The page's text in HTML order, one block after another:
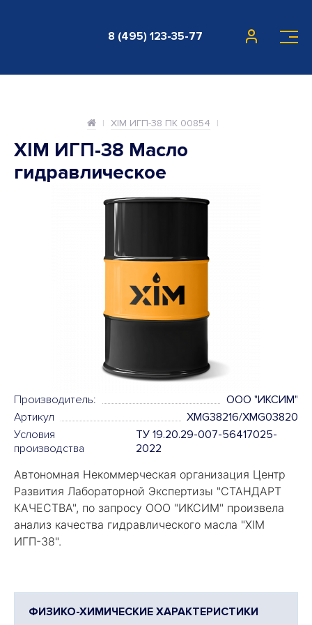
8 (495) 123-35-77
XIM ИГП-38 ПК 00854
XIM ИГП-38 Масло
гидравлическое
Производитель:
OOO "ИКСИМ"
Артикул
XMG38216/XMG03820
Условия
производства
ТУ 19.20.29-007-56417025-
2022
Автономная Некоммерческая организация Центр
Развития Лабораторной Экспертизы "СТАНДАРТ
КАЧЕСТВА", по запросу ООО "ИКСИМ" произвела
анализ качества гидравлического масла "XIM
ИГП-38".
ФИЗИКО-ХИМИЧЕСКИЕ ХАРАКТЕРИСТИКИ